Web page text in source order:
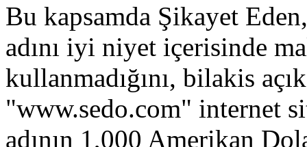
Bu kapsamda Şikayet
adını iyi niyet içerisinde
kullanmadığını, bilakis
"www.sedo.com" internet
adının 1,000 Amerikan